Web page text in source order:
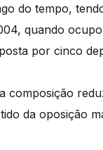
do tempo,
quando
por cinco
da oposição